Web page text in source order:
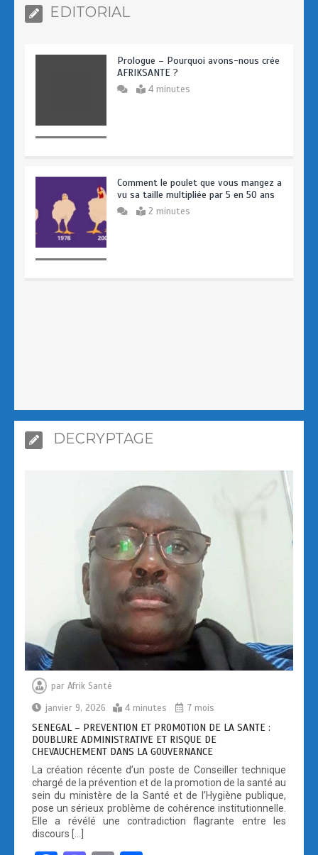
EDITORIAL
Prologue – Pourquoi avons-nous crée
AFRIKSANTE ?
4 minutes
Comment le poulet que vous mangez a
vu sa taille multipliée par 5 en 50 ans
2 minutes
DECRYPTAGE
par Afrik Santé
janvier 9, 2026
4 minutes 7 mois
SENEGAL – PREVENTION ET PROMOTION DE LA SANTE :
DOUBLURE ADMINISTRATIVE ET RISQUE DE
CHEVAUCHEMENT DANS LA GOUVERNANCE
La création récente d’un poste de Conseiller technique
chargé de la prévention et de la promotion de la santé au
sein du ministère de la Santé et de l’Hygiène publique,
pose un sérieux problème de cohérence institutionnelle.
Elle a révélé une contradiction flagrante entre les
discours […]